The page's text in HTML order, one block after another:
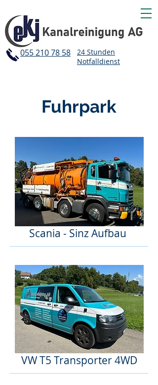
055 210 78 58
24 Stunden
Notfalldienst
Fuhrpark
Scania - Sinz Aufbau
VW T5 Transporter 4WD